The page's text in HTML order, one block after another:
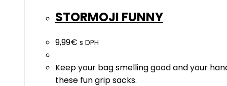
STORMOJI FUNNY
9,99€ s DPH
Keep your bag smelling good and your
these fun grip sacks.